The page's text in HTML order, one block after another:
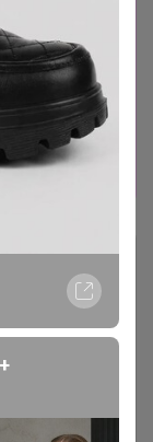
И еще
ленд